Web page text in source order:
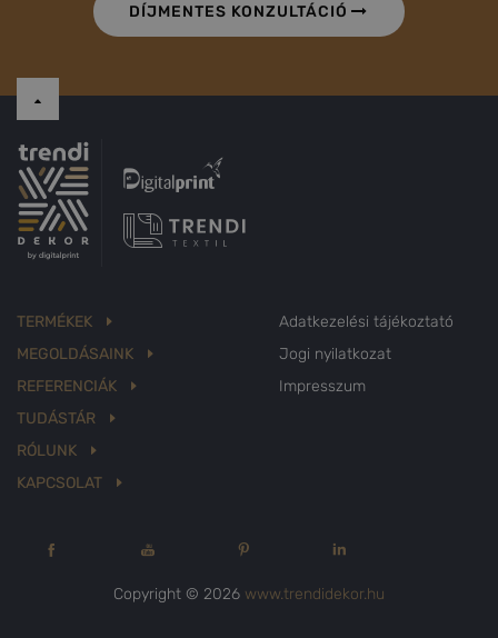
DÍJMENTES KONZULTÁCIÓ
TERMÉKEK
MEGOLDÁSAINK
REFERENCIÁK
TUDÁSTÁR
RÓLUNK
KAPCSOLAT
Adatkezelési tájékoztató
Jogi nyilatkozat
Impresszum
Copyright © 2026 www.trendidekor.hu